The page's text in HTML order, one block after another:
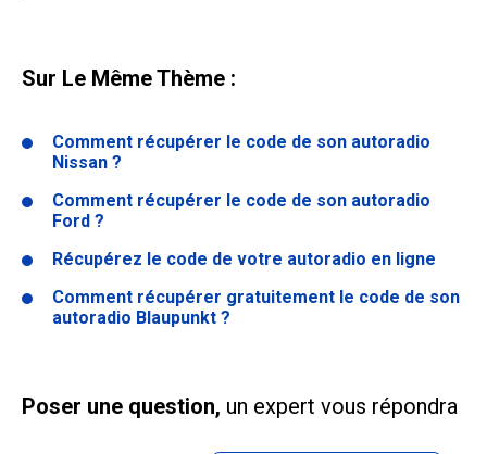
Sur Le Même Thème :
Comment récupérer le code de son autoradio
Nissan ?
Comment récupérer le code de son autoradio
Ford ?
Récupérez le code de votre autoradio en ligne
Comment récupérer gratuitement le code de son
autoradio Blaupunkt ?
Poser une question, un expert vous répondra